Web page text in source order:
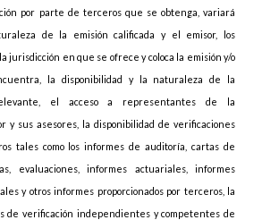
por parte de terceros que se obtenga, variará
de la emisión calificada y el emisor, los
jurisdicción en que se ofrece y coloca la emisión y/o
la disponibilidad y la naturaleza de la
el acceso a representantes de la
y sus asesores, la disponibilidad de verificaciones
tales como los informes de auditoría, cartas de
evaluaciones, informes actuariales, informes
y otros informes proporcionados por terceros, la
de verificación independientes y competentes de